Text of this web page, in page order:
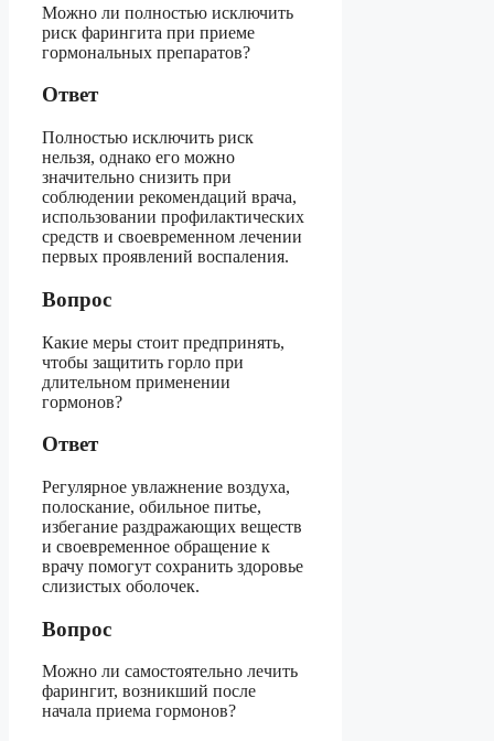
Можно ли полностью исключить
риск фарингита при приеме
гормональных препаратов?
Ответ
Полностью исключить риск
нельзя, однако его можно
значительно снизить при
соблюдении рекомендаций врача,
использовании профилактических
средств и своевременном лечении
первых проявлений воспаления.
Вопрос
Какие меры стоит предпринять,
чтобы защитить горло при
длительном применении
гормонов?
Ответ
Регулярное увлажнение воздуха,
полоскание, обильное питье,
избегание раздражающих веществ
и своевременное обращение к
врачу помогут сохранить здоровье
слизистых оболочек.
Вопрос
Можно ли самостоятельно лечить
фарингит, возникший после
начала приема гормонов?